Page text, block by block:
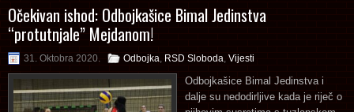
Očekivan ishod: Odbojkašice Bimal Jedinstva
“protutnjale” Mejdanom!
31. Oktobra 2020. Odbojka RSD Sloboda Vijesti
Odbojkašice Bimal Jedinstva i
dalje su nedodirljive kada je riječ o